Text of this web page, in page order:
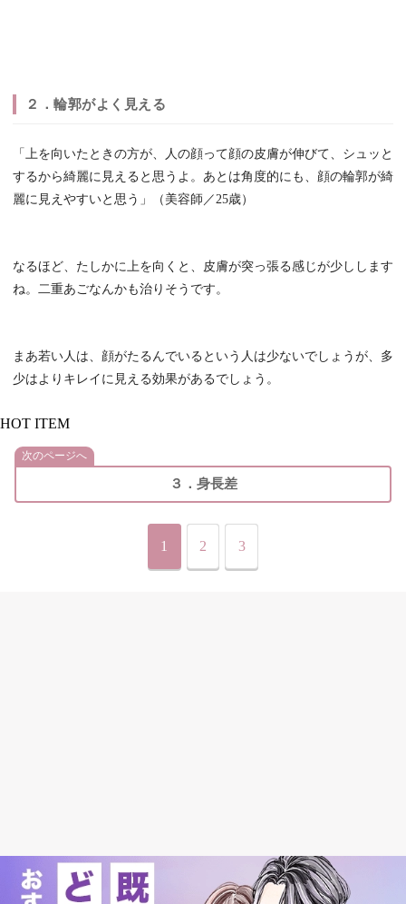
２．輪郭がよく見える
「上を向いたときの方が、人の顔って顔の皮膚が伸びて、シュッと
するから綺麗に見えると思うよ。あとは角度的にも、顔の輪郭が綺
麗に見えやすいと思う」（美容師／25歳）
なるほど、たしかに上を向くと、皮膚が突っ張る感じが少しします
ね。二重あごなんかも治りそうです。
まあ若い人は、顔がたるんでいるという人は少ないでしょうが、多
少はよりキレイに見える効果があるでしょう。
HOT ITEM
次のページへ
３．身長差
1 2 3